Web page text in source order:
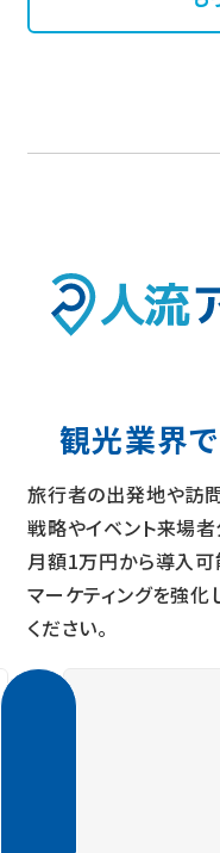
観光業界
旅行者の出発地や訪
戦略やイベント来場
月額1万円から導入可
マーケティングを強化
ください。